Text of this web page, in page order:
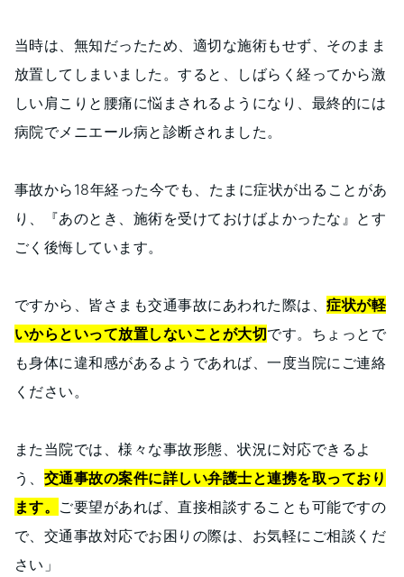
当時は、無知だったため、適切な施術もせず、そのまま
放置してしまいました。すると、しばらく経ってから激
しい肩こりと腰痛に悩まされるようになり、最終的には
病院でメニエール病と診断されました。
事故から18年経った今でも、たまに症状が出ることがあ
り、『あのとき、施術を受けておけばよかったな』とす
ごく後悔しています。
ですから、皆さまも交通事故にあわれた際は、症状が軽
いからといって放置しないことが大切です。ちょっとで
も身体に違和感があるようであれば、一度当院にご連絡
ください。
また当院では、様々な事故形態、状況に対応できるよ
う、 交通事故の案件に詳しい弁護士と連携を取っており
ます。 ご要望があれば、直接相談することも可能ですの
で、交通事故対応でお困りの際は、お気軽にご相談くだ
さい」